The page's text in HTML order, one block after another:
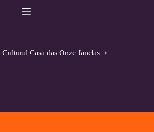
Casa das Onze Janelas